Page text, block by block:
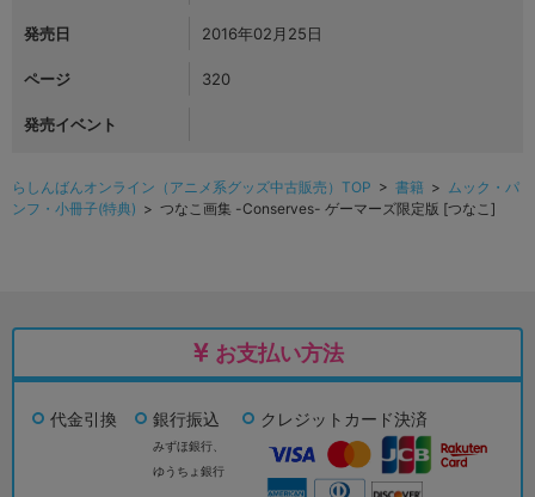
発売日 2016年02月25日
ページ 320
発売イベント
らしんばんオンライン（アニメ系グッズ中古販売）TOP > 書籍 > ムック・パ
ンフ・小冊子(特典) > つなこ画集 -Conserves- ゲーマーズ限定版 [つなこ]
お支払い方法
代金引換 銀行振込
みずほ銀行、
ゆうちょ銀行
クレジットカード決済